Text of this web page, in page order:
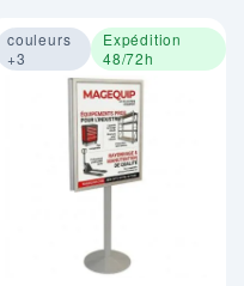
couleurs
+3
Expédition
48/72h
Image 1 sur 3